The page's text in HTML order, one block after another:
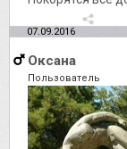
07.09.2016
Оксана
Пользователь